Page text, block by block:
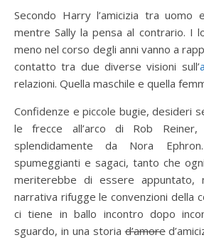
Secondo Harry l’amicizia tra uomo
mentre Sally la pensa al contrario. I
meno nel corso degli anni vanno a
contatto tra due diverse visioni sull’
relazioni. Quella maschile e quella
Confidenze e piccole bugie, desideri
le frecce all’arco di Rob
splendidamente da Nora
spumeggianti e sagaci, tanto che
meriterebbe di essere appuntato,
narrativa rifugge le convenzioni della
ci tiene in ballo incontro dopo
sguardo, in una storiad’amore